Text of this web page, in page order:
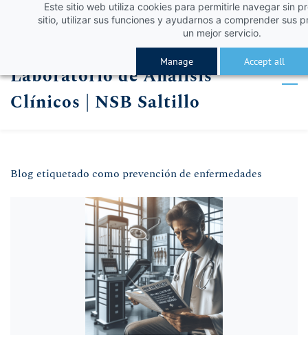
Este sitio web utiliza cookies para permitirle navegar sin
sitio, utilizar sus funciones y ayudarnos a comprender sus
un mejor servicio.
Manage Accept all
content
Iniciar sesión
Registro
Laboratorio de Análisis
Clínicos | NSB Saltillo
Blog etiquetado como prevención de enfermedades
¡Obtén un 10% de descuento con el código